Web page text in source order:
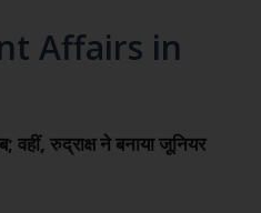
Affairs in
वहीं, रुद्राक्ष ने बनाया जूनियर